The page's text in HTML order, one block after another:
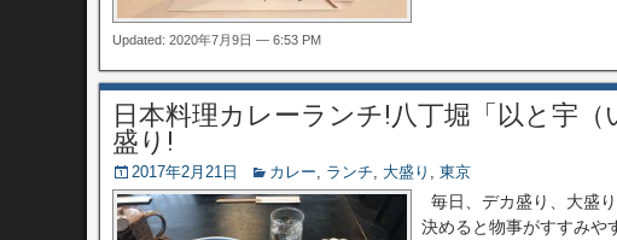
Updated: 2020年7月9日 — 6:53 PM
日本料理カレーランチ!八丁堀「以と宇
盛り!
2017年2月21日 カレー, ランチ, 大盛り , 東京
毎日、デカ盛り、大盛
決めると物事がすすみや